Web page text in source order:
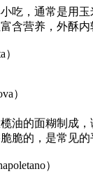
吃，通常是用
含营养，外酥内
）
油的面糊制成
脆的，是常见的
）